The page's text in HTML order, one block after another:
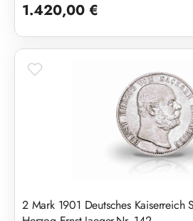
1.420,00 €
2 Mark 1901 Deutsches Kaiserreich